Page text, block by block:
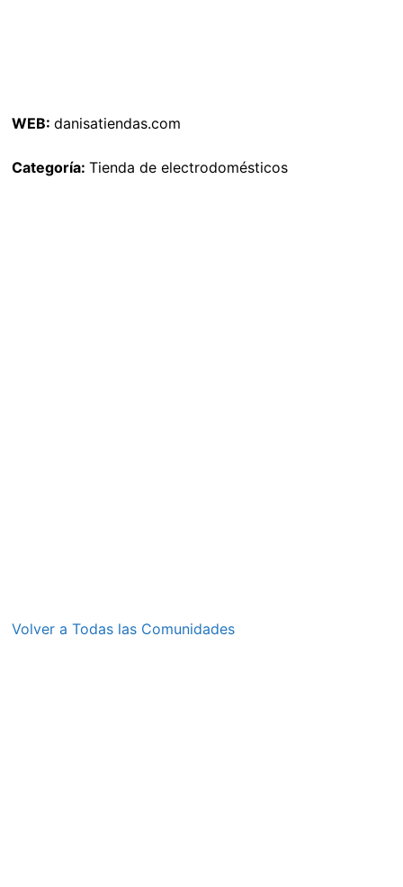
WEB: danisatiendas.com
Categoría: Tienda de electrodomésticos
Volver a Todas las Comunidades